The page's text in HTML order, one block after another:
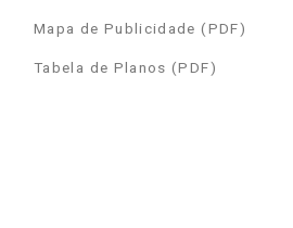
Mapa de Publicidade (PDF)
Tabela de Planos (PDF)